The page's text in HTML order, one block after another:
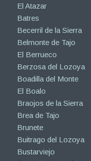
El Atazar
Batres
Becerril de la Sierra
Belmonte de Tajo
El Berrueco
Berzosa del Lozoya
Boadilla del Monte
El Boalo
Braojos de la Sierra
Brea de Tajo
Brunete
Buitrago del Lozoya
Bustarviejo